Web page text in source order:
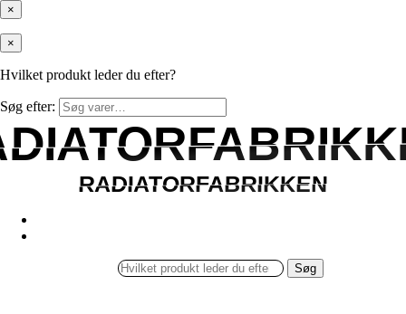
×
×
Hvilket produkt leder du efter?
Søg efter:
RADIATORFABRIKKEN
RADIATORFABRIKKEN
Søg